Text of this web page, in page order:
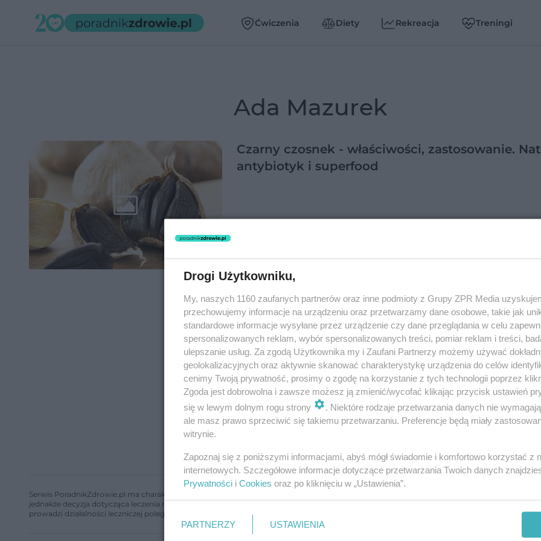
Ćwiczenia Diety Rekreacja Treningi
Ada Mazurek
Czarny czosnek - właściwości, zastosowanie.
antybiotyk i superfood
Serwis PoradnikZdrowie.pl ma charakter edukacyjny, nie stanowi i nie zastępuje porady lekarskiej. Redakcja serwisu dokłada wszelkich
jednakże decyzja dotycząca leczenia należy do lekarza. Redakcja i wydawca serwisu nie ponoszą odpowiedzialności wynikającej z
prowadzi działalności leczniczej polegającej na udzielaniu świadczeń zdrowotnych w rozumieniu art. 3 ust 1 ustawy o działalności leczniczej.
Drogi Użytkowniku,
My, naszych 1160 zaufanych partnerów oraz inne podmioty z Grupy ZPR Media
przechowujemy informacje na urządzeniu oraz przetwarzamy dane osobowe, takie jak
standardowe informacje wysyłane przez urządzenie czy dane przeglądania w celu
spersonalizowanych reklam, wybór spersonalizowanych treści, pomiar reklam i treści,
ulepszanie usług. Za zgodą Użytkownika my i Zaufani Partnerzy możemy używać
geolokalizacyjnych oraz aktywnie skanować charakterystykę urządzenia do celów
cenimy Twoją prywatność, prosimy o zgodę na korzystanie z tych technologii poprzez
Zgoda jest dobrowolna i zawsze możesz ją zmienić/wycofać klikając przycisk ustawień
się w lewym dolnym rogu strony
. Niektóre rodzaje przetwarzania danych nie
ale masz prawo sprzeciwić się takiemu przetwarzaniu. Preferencje będą miały
witrynie.
Zapoznaj się z poniższymi informacjami, abyś mógł świadomie i komfortowo korzystać z
internetowych. Szczegółowe informacje dotyczące przetwarzania Twoich danych
Prywatności i Cookies oraz po kliknięciu w „Ustawienia”.
PARTNERZY USTAWIENIA